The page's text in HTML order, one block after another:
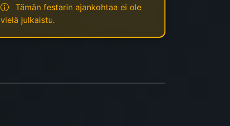
Tämän festarin ajankohtaa ei ole
vielä julkaistu.